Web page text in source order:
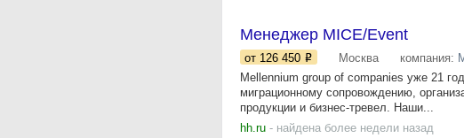
Менеджер MICE/Event
от 126 450 Москва компания:
Mellennium group of companies уже 21
миграционному сопровождению,
продукции и бизнес-тревел. Наши...
hh.ru - найдена более недели назад